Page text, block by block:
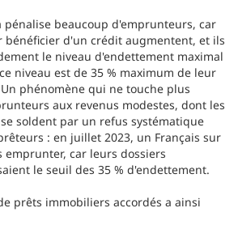
pénalise beaucoup d'emprunteurs, car
bénéficier d'un crédit augmentent, et ils
le niveau d'endettement maximal
niveau est de 35 % maximum de leur
phénomène qui ne touche plus
aux revenus modestes, dont les
soldent par un refus systématique
: en juillet 2023, un Français sur
car leurs dossiers
le seuil des 35 % d'endettement.
prêts immobiliers accordés a ainsi